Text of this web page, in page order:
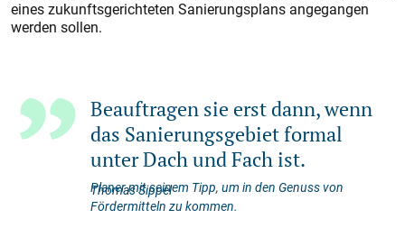
eines zukunftsgerichteten Sanierungsplans angegangen
werden sollen.
Beauftragen sie erst dann, wenn
das Sanierungsgebiet formal
unter Dach und Fach ist.
Thomas Sippel
Planer mit seinem Tipp, um in den Genuss von
Fördermitteln zu kommen.